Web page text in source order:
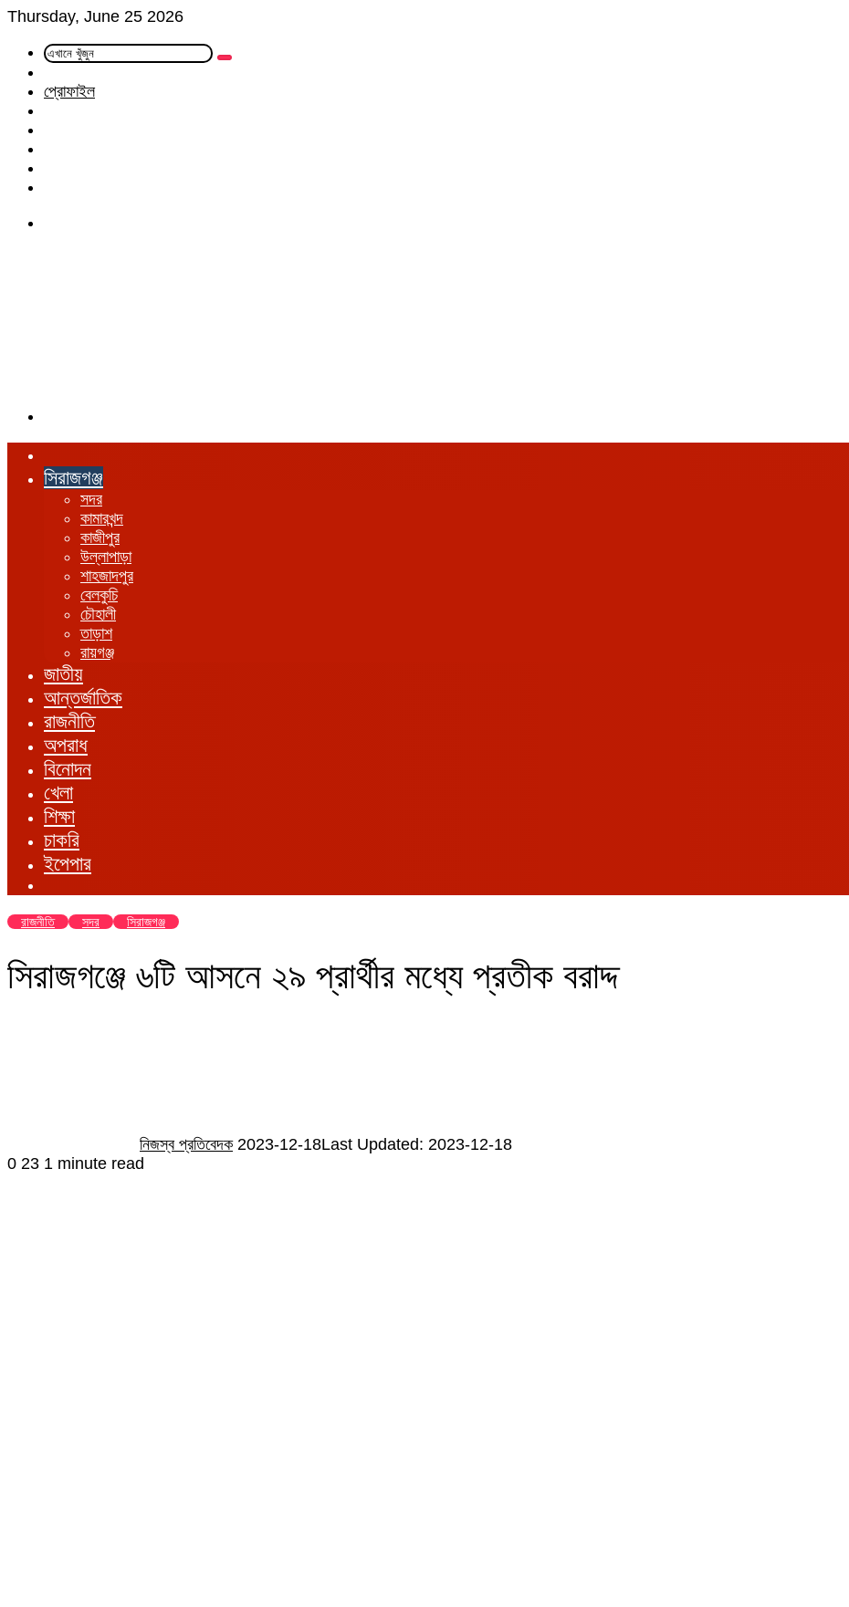
Thursday, June 25 2026
এখানে
Article
প্রোফাইল
সিরাজগঞ্জ
সদর
কামারখন্দ
কাজীপুর
উল্লাপাড়া
শাহজাদপুর
বেলকুচি
চৌহালী
তাড়াশ
রায়গঞ্জ
জাতীয়
আন্তর্জাতিক
রাজনীতি
অপরাধ
বিনোদন
খেলা
শিক্ষা
চাকরি
ইপেপার
রাজনীতি সদর সিরাজগঞ্জ
সিরাজগঞ্জে ৬টি আসনে ২৯ প্রার্থীর মধ্যে প্রতীক বরাদ্দ
নিজস্ব প্রতিবেদক 2023-12-18Last Updated: 2023-12-18
0 23 1 minute read